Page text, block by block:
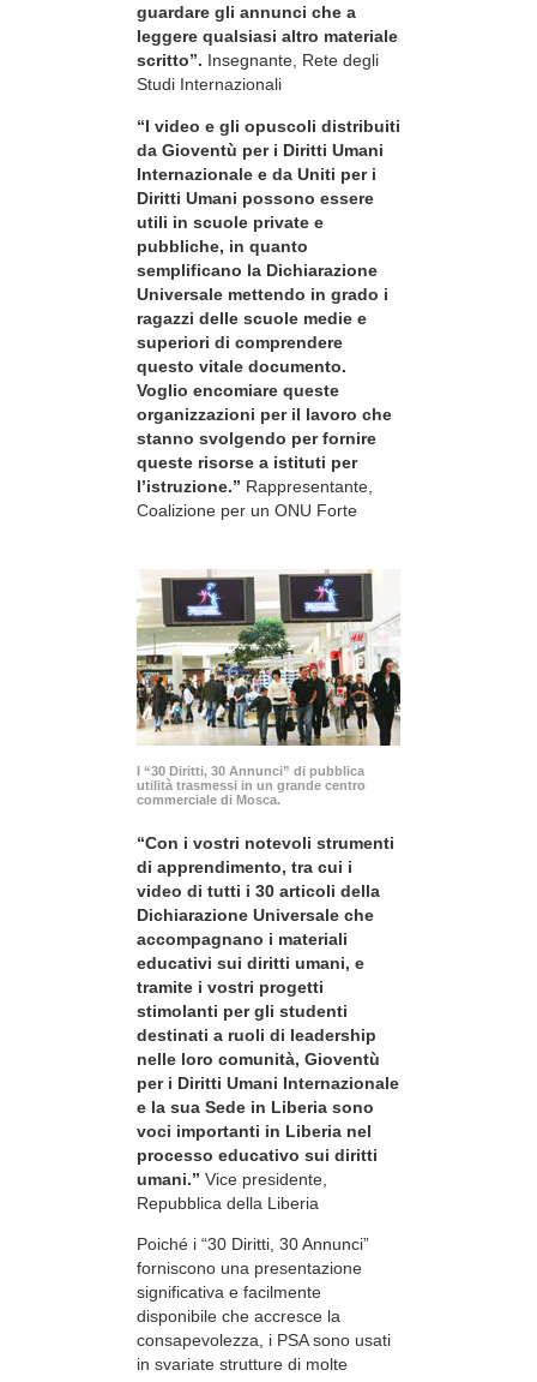
guardare gli annunci che a
leggere qualsiasi altro materiale
scritto”. Insegnante, Rete degli
Studi Internazionali
“I video e gli opuscoli distribuiti
da Gioventù per i Diritti Umani
Internazionale e da Uniti per i
Diritti Umani possono essere
utili in scuole private e
pubbliche, in quanto
semplificano la Dichiarazione
Universale mettendo in grado i
ragazzi delle scuole medie e
superiori di comprendere
questo vitale documento.
Voglio encomiare queste
organizzazioni per il lavoro che
stanno svolgendo per fornire
queste risorse a istituti per
l’istruzione.” Rappresentante,
Coalizione per un ONU Forte
I “30 Diritti, 30 Annunci” di pubblica
utilità trasmessi in un grande centro
commerciale di Mosca.
“Con i vostri notevoli strumenti
di apprendimento, tra cui i
video di tutti i 30 articoli della
Dichiarazione Universale che
accompagnano i materiali
educativi sui diritti umani, e
tramite i vostri progetti
stimolanti per gli studenti
destinati a ruoli di leadership
nelle loro comunità, Gioventù
per i Diritti Umani Internazionale
e la sua Sede in Liberia sono
voci importanti in Liberia nel
processo educativo sui diritti
umani.” Vice presidente,
Repubblica della Liberia
Poiché i “30 Diritti, 30 Annunci”
forniscono una presentazione
significativa e facilmente
disponibile che accresce la
consapevolezza, i PSA sono usati
in svariate strutture di molte